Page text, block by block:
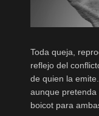
Toda queja,
reflejo del
de quien la
aunque
boicot para